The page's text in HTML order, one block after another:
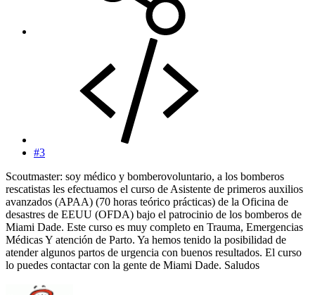
#3
Scoutmaster: soy médico y bomberovoluntario, a los bomberos
rescatistas les efectuamos el curso de Asistente de primeros auxilios
avanzados (APAA) (70 horas teórico prácticas) de la Oficina de
desastres de EEUU (OFDA) bajo el patrocinio de los bomberos de
Miami Dade. Este curso es muy completo en Trauma, Emergencias
Médicas Y atención de Parto. Ya hemos tenido la posibilidad de
atender algunos partos de urgencia con buenos resultados. El curso
lo puedes contactar con la gente de Miami Dade. Saludos